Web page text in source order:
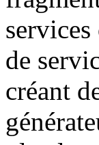
de
créant